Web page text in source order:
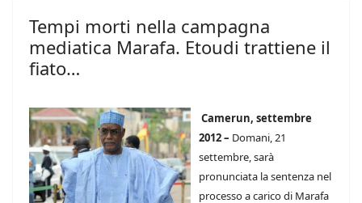
Tempi morti nella campagna
mediatica Marafa. Etoudi trattiene il
fiato…
Camerun, settembre
2012 – Domani, 21
settembre, sarà
pronunciata la sentenza nel
processo a carico di Marafa